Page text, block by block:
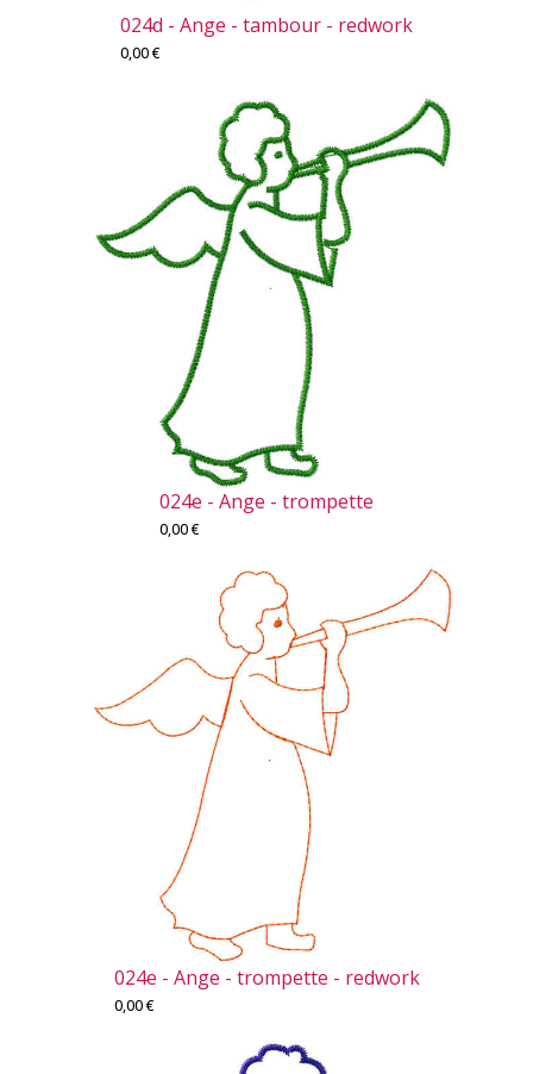
024d - Ange - tambour - redwork
0,00€
024e - Ange - trompette
0,00€
024e - Ange - trompette - redwork
0,00€